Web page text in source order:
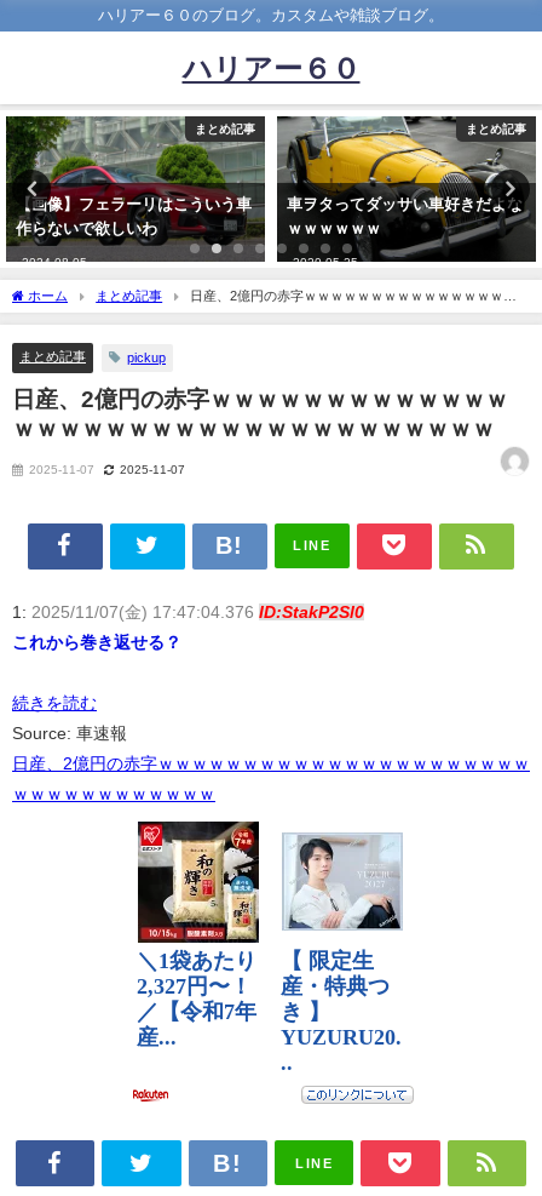
ハリアー６０のブログ。カスタムや雑談ブログ。
ハリアー６０
まとめ記事
車ヲタってダッサい車好きだよな
ｗｗｗｗｗｗ
2020-05-25
まとめ記事
RX-8とかいう不遇な車
wwwwwwwwwwwwwwwwww
2020-12-31
ホーム まとめ記事
日産、2億円の赤字ｗｗｗｗｗｗｗｗｗｗｗｗｗｗｗｗ
ｗｗｗｗｗｗｗｗｗｗｗｗｗｗｗｗｗｗ
まとめ記事 pickup
日産、2億円の赤字ｗｗｗｗｗｗｗｗｗｗｗｗｗ
ｗｗｗｗｗｗｗｗｗｗｗｗｗｗｗｗｗｗｗｗｗ
2025-11-07 2025-11-07
LINE
1: 2025/11/07(金) 17:47:04.376 ID:StakP2Sl0
これから巻き返せる？
続きを読む
Source: 車速報
日産、2億円の赤字ｗｗｗｗｗｗｗｗｗｗｗｗｗｗｗｗｗｗｗｗｗｗ
ｗｗｗｗｗｗｗｗｗｗｗｗ
LINE